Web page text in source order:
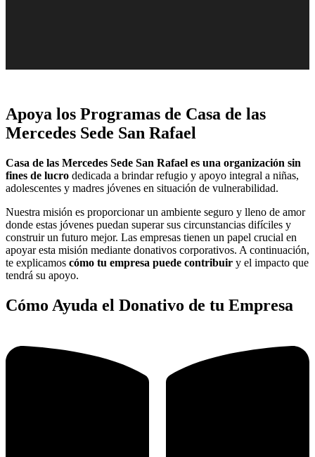
Apoya los Programas de Casa de las
Mercedes Sede San Rafael
Casa de las Mercedes Sede San Rafael es una organización sin
fines de lucro dedicada a brindar refugio y apoyo integral a niñas,
adolescentes y madres jóvenes en situación de vulnerabilidad.
Nuestra misión es proporcionar un ambiente seguro y lleno de amor
donde estas jóvenes puedan superar sus circunstancias difíciles y
construir un futuro mejor. Las empresas tienen un papel crucial en
apoyar esta misión mediante donativos corporativos. A continuación,
te explicamos cómo tu empresa puede contribuir y el impacto que
tendrá su apoyo.
Cómo Ayuda el Donativo de tu Empresa